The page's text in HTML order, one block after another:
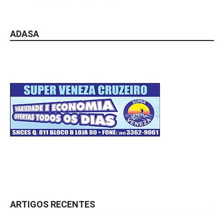
ADASA
ARTIGOS RECENTES